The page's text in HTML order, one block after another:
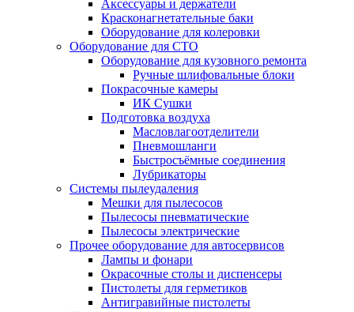
Аксессуары и держатели
Красконагнетательные баки
Оборудование для колеровки
Оборудование для СТО
Оборудование для кузовного ремонта
Ручные шлифовальные блоки
Покрасочные камеры
ИК Сушки
Подготовка воздуха
Масловлагоотделители
Пневмошланги
Быстросъёмные соединения
Лубрикаторы
Системы пылеудаления
Мешки для пылесосов
Пылесосы пневматические
Пылесосы электрические
Прочее оборудование для автосервисов
Лампы и фонари
Окрасочные столы и диспенсеры
Пистолеты для герметиков
Антигравийные пистолеты